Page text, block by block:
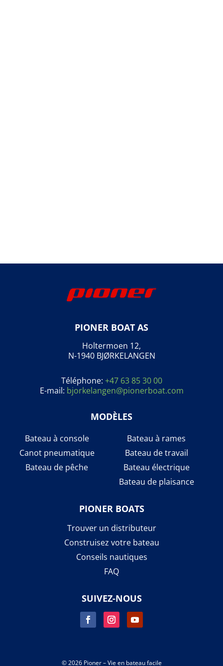
PIONER BOAT AS
Holtermoen 12,
N-1940 BJØRKELANGEN
Téléphone: +47 63 85 30 00
E-mail: bjorkelangen@pionerboat.com
MODÈLES
Bateau à console
Canot pneumatique
Bateau de pêche
Bateau à rames
Bateau de travail
Bateau électrique
Bateau de plaisance
PIONER BOATS
Trouver un distributeur
Construisez votre bateau
Conseils nautiques
FAQ
SUIVEZ-NOUS
© 2026 Pioner – Vie en bateau facile